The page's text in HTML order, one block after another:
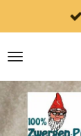
Hauptinhalt
springen